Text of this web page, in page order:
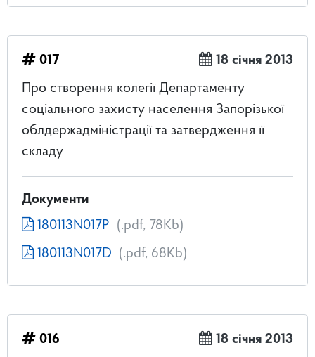
017
18 січня 2013
Про створення колегії Департаменту
соціального захисту населення Запорізької
облдержадміністрації та затвердження її
складу
Документи
180113N017P (.pdf, 78Kb)
180113N017D (.pdf, 68Kb)
016
18 січня 2013